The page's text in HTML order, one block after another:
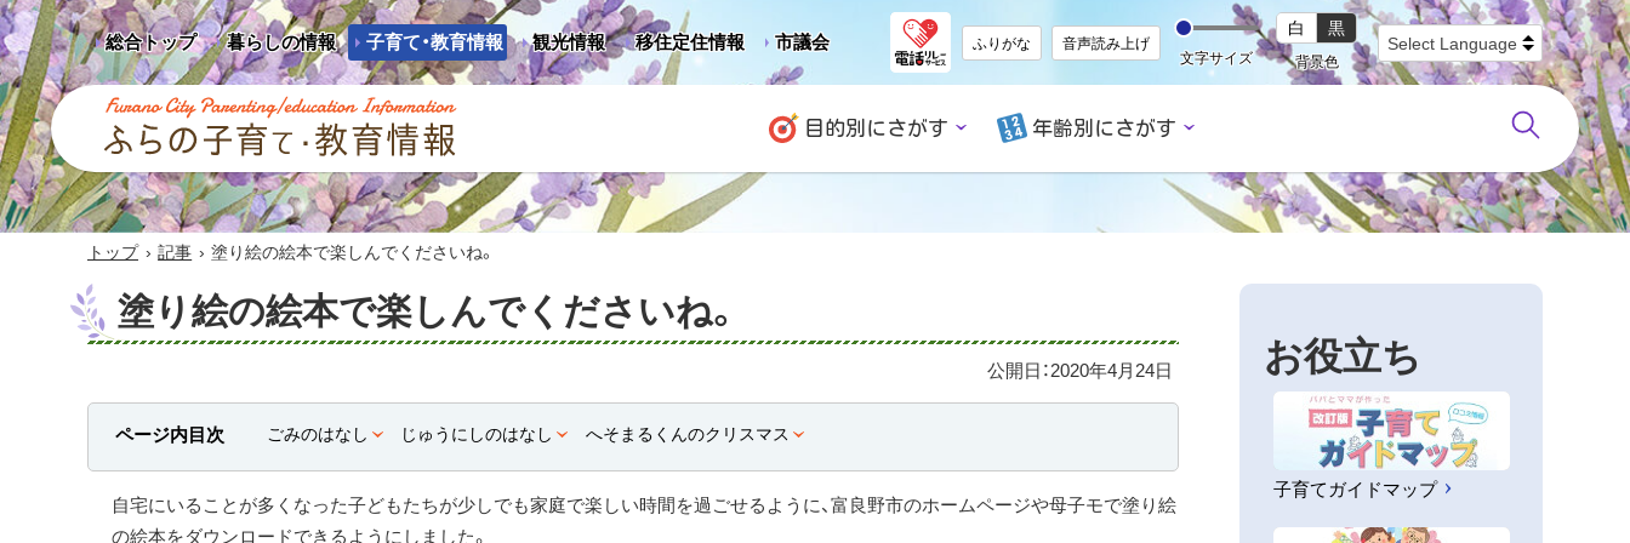
総合トップ 暮らしの情報 子育て・教育情報 観光情報 移住定住情報 市議会 ふりがな
音声読み上げ
文字サイズ
背景色
白 黒
ふらの子育て・教育情報 - Furano City
Parenting/Education Information
目的別にさがす 年齢別にさがす
トップ › 記事 › 塗り絵の絵本で楽しんでくださいね。
塗り絵の絵本で楽しんでくださいね。
公開日：2020年4月24日
ページ内目次 ごみのはなし じゅうにしのはなし へそまるくんのクリスマス
自宅にいることが多くなった子どもたちが少しでも家庭で楽しい時間を過ごせるように、富良野市のホームページや母子モで塗り絵
の絵本をダウンロードできるようにしました。
お役立ち
子育てガイドマップ